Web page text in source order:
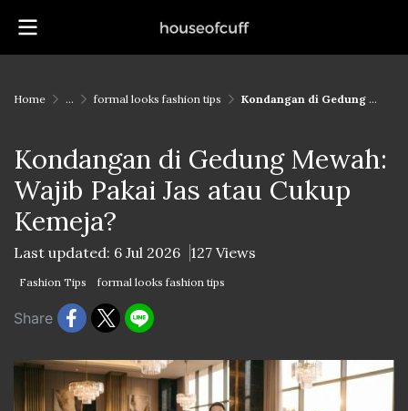
Home ... formal looks fashion tips Kondangan di Gedung Mewah: Wajib Pakai Jas atau Cukup Kemeja?
Kondangan di Gedung Mewah:
Wajib Pakai Jas atau Cukup
Kemeja?
Last updated: 6 Jul 2026 127 Views
Fashion Tips formal looks fashion tips
Share